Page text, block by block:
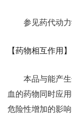
参见药代动
【药物相互作用】
本品与能产
血的药物同时应
危险性增加的影响